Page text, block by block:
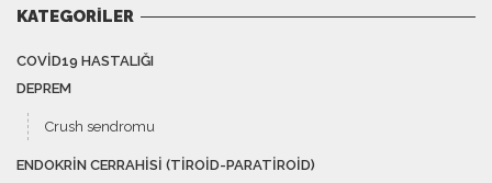
KATEGORILER
COVID19 HASTALIĞI
DEPREM
Crush sendromu
ENDOKRIN CERRAHISI (TIROID-PARATIROID)